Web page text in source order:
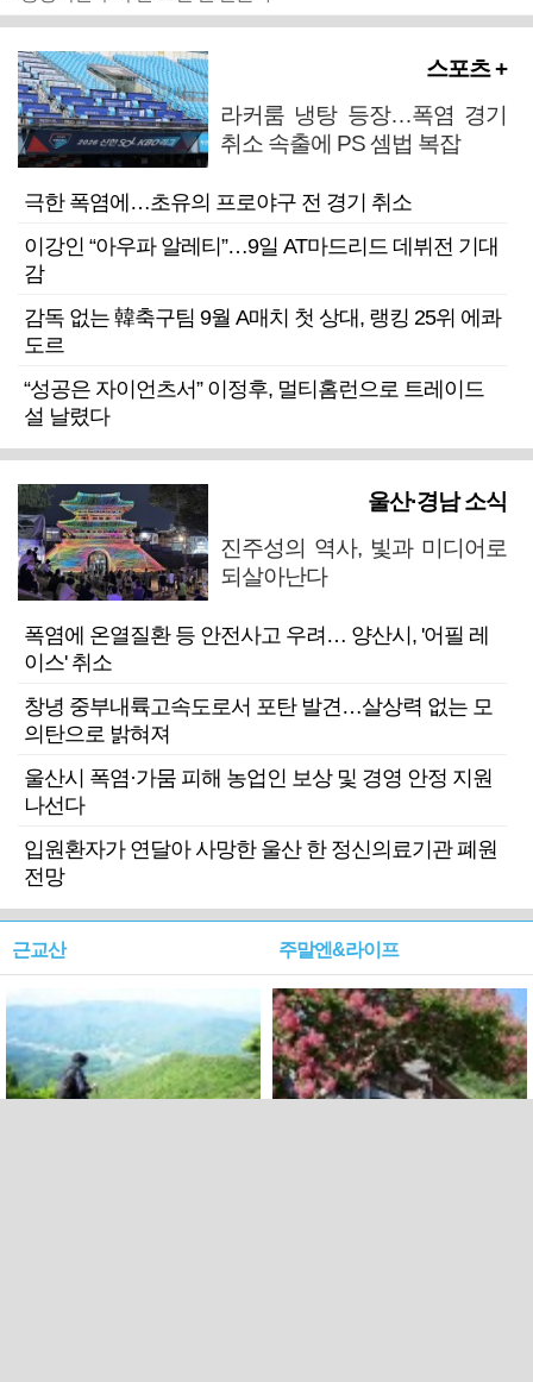
스포츠 +
라커룸 냉탕 등장…폭염 경기
취소 속출에 PS 셈법 복잡
극한 폭염에…초유의 프로야구 전 경기 취소
이강인 “아우파 알레티”…9일 AT마드리드 데뷔전 기대
감
감독 없는 韓축구팀 9월 A매치 첫 상대, 랭킹 25위 에콰
도르
“성공은 자이언츠서” 이정후, 멀티홈런으로 트레이드
설 날렸다
울산·경남 소식
진주성의 역사, 빛과 미디어로
되살아난다
폭염에 온열질환 등 안전사고 우려… 양산시, '어필 레
이스' 취소
창녕 중부내륙고속도로서 포탄 발견…살상력 없는 모
의탄으로 밝혀져
울산시 폭염·가뭄 피해 농업인 보상 및 경영 안정 지원
나선다
입원환자가 연달아 사망한 울산 한 정신의료기관 폐원
전망
근교산 주말엔&라이프